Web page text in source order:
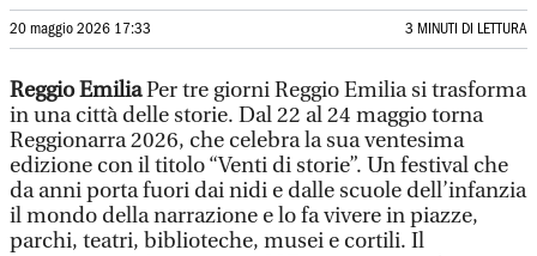
20 maggio 2026 17:33 3 MINUTI DI LETTURA
Reggio EmiliaPer tre giorni Reggio Emilia si trasforma
in una città delle storie. Dal 22 al 24 maggio torna
Reggionarra 2026, che celebra la sua ventesima
edizione con il titolo “Venti di storie”. Un festival che
da anni porta fuori dai nidi e dalle scuole dell’infanzia
il mondo della narrazione e lo fa vivere in piazze,
parchi, teatri, biblioteche, musei e cortili. Il